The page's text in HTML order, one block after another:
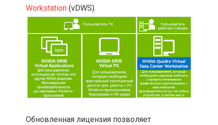
Workstation (vDWS).
Обновленная лицензия позволяет